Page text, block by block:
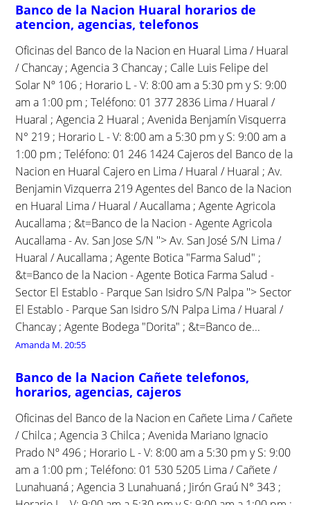
Banco de la Nacion Huaral horarios de
atencion, agencias, telefonos
Oficinas del Banco de la Nacion en Huaral Lima / Huaral
/ Chancay ; Agencia 3 Chancay ; Calle Luis Felipe del
Solar Nº 106 ; Horario L - V: 8:00 am a 5:30 pm y S: 9:00
am a 1:00 pm ; Teléfono: 01 377 2836 Lima / Huaral /
Huaral ; Agencia 2 Huaral ; Avenida Benjamín Visquerra
N° 219 ; Horario L - V: 8:00 am a 5:30 pm y S: 9:00 am a
1:00 pm ; Teléfono: 01 246 1424 Cajeros del Banco de la
Nacion en Huaral Cajero en Lima / Huaral / Huaral ; Av.
Benjamin Vizquerra 219 Agentes del Banco de la Nacion
en Huaral Lima / Huaral / Aucallama ; Agente Agricola
Aucallama ; &t=Banco de la Nacion - Agente Agricola
Aucallama - Av. San Jose S/N ''> Av. San José S/N Lima /
Huaral / Aucallama ; Agente Botica "Farma Salud" ;
&t=Banco de la Nacion - Agente Botica Farma Salud -
Sector El Establo - Parque San Isidro S/N Palpa ''> Sector
El Establo - Parque San Isidro S/N Palpa Lima / Huaral /
Chancay ; Agente Bodega "Dorita" ; &t=Banco de...
Amanda M. 20:55
Banco de la Nacion Cañete telefonos,
horarios, agencias, cajeros
Oficinas del Banco de la Nacion en Cañete Lima / Cañete
/ Chilca ; Agencia 3 Chilca ; Avenida Mariano Ignacio
Prado Nº 496 ; Horario L - V: 8:00 am a 5:30 pm y S: 9:00
am a 1:00 pm ; Teléfono: 01 530 5205 Lima / Cañete /
Lunahuaná ; Agencia 3 Lunahuaná ; Jirón Graú N° 343 ;